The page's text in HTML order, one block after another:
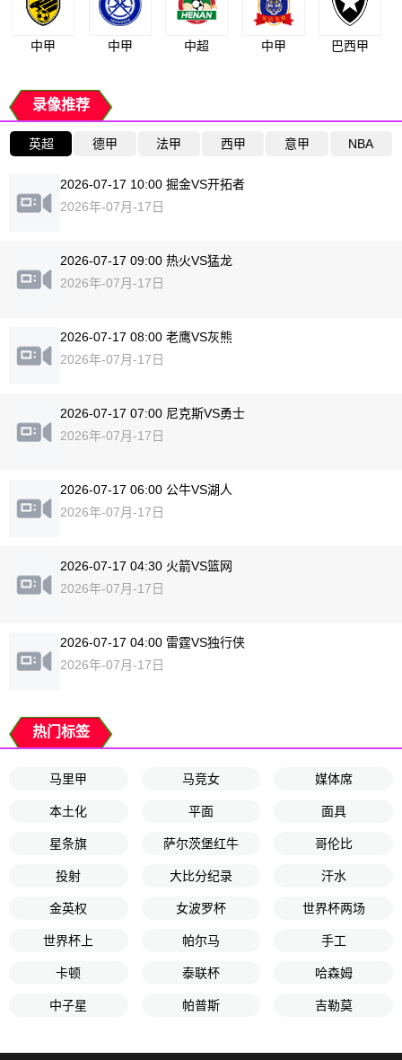
中甲 中甲 中超 中甲 巴西甲
录像推荐
英超 德甲 法甲 西甲 意甲 NBA
2026-07-17 10:00 掘金VS开拓者
2026年-07月-17日
2026-07-17 09:00 热火VS猛龙
2026年-07月-17日
2026-07-17 08:00 老鹰VS灰熊
2026年-07月-17日
2026-07-17 07:00 尼克斯VS勇士
2026年-07月-17日
2026-07-17 06:00 公牛VS湖人
2026年-07月-17日
2026-07-17 04:30 火箭VS篮网
2026年-07月-17日
2026-07-17 04:00 雷霆VS独行侠
2026年-07月-17日
热门标签
马里甲 马竞女 媒体席
本土化 平面 面具
星条旗 萨尔茨堡红牛 哥伦比
投射 大比分纪录 汗水
金英权 女波罗杯 世界杯两场
世界杯上 帕尔马 手工
卡顿 泰联杯 哈森姆
中子星 帕普斯 吉勒莫